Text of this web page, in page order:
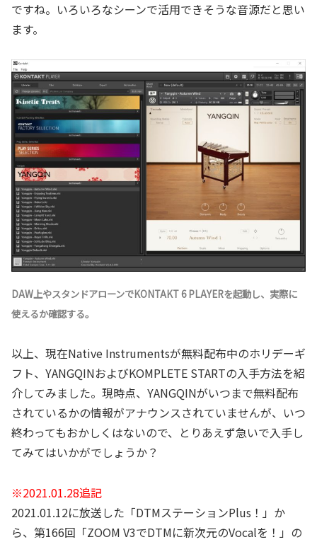
ですね。いろいろなシーンで活用できそうな音源だと思い
ます。
DAW上やスタンドアローンでKONTAKT 6 PLAYERを起動し、実際に
使えるか確認する。
以上、現在Native Instrumentsが無料配布中のホリデーギ
フト、YANGQINおよびKOMPLETE STARTの入手方法を紹
介してみました。現時点、YANGQINがいつまで無料配布
されているかの情報がアナウンスされていませんが、いつ
終わってもおかしくはないので、とりあえず急いで入手し
てみてはいかがでしょうか？
※2021.01.28追記
2021.01.12に放送した「DTMステーションPlus！」か
ら、第166回「ZOOM V3でDTMに新次元のVocalを！」の